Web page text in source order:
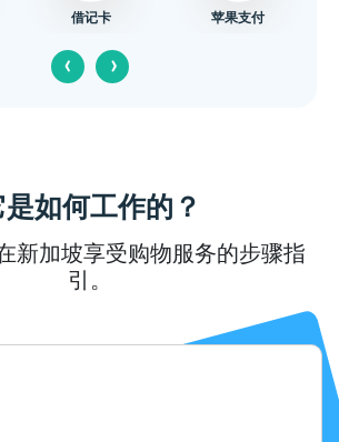
借记卡 苹果支付
‹ ›
如何工作的？
新加坡享受购物服务的步骤指
引。